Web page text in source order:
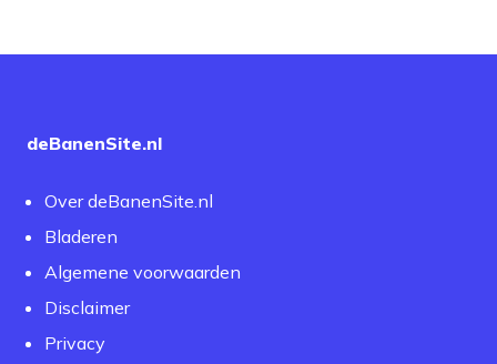
deBanenSite.nl
Over deBanenSite.nl
Bladeren
Algemene voorwaarden
Disclaimer
Privacy